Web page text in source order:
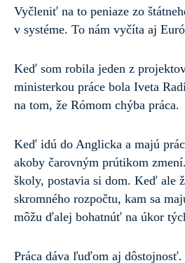
Vyčleniť na to peniaze zo
v systéme. To nám vyčíta aj
Keď som robila jeden z
ministerkou práce bola Iveta
na tom, že Rómom chýba práca.
Keď idú do Anglicka a majú
akoby čarovným prútikom
školy, postavia si dom. Keď ale
skromného rozpočtu, kam sa
môžu ďalej bohatnúť na úkor
Práca dáva ľuďom aj dôstojnosť.